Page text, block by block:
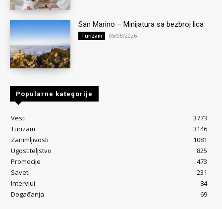
San Marino – Minijatura sa bezbroj lica
Turizam 05/08/2026
Popularne kategorije
Vesti
3773
Turizam
3146
Zanimljivosti
1081
Ugostiteljstvo
825
Promocije
473
Saveti
231
Intervjui
84
Događanja
69